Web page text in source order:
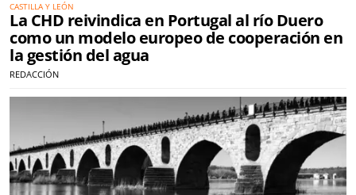
CASTILLA Y LEÓN
La CHD reivindica en Portugal al río Duero
como un modelo europeo de cooperación en
la gestión del agua
REDACCIÓN